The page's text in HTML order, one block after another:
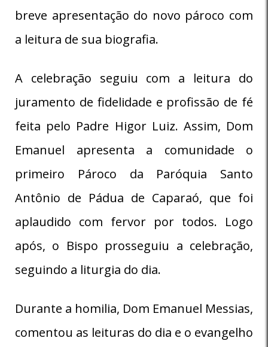
breve apresentação do novo pároco com
a leitura de sua biografia.
A celebração seguiu com a leitura do
juramento de fidelidade e profissão de fé
feita pelo Padre Higor Luiz. Assim, Dom
Emanuel apresenta a comunidade o
primeiro Pároco da Paróquia Santo
Antônio de Pádua de Caparaó, que foi
aplaudido com fervor por todos. Logo
após, o Bispo prosseguiu a celebração,
seguindo a liturgia do dia.
Durante a homilia, Dom Emanuel Messias,
comentou as leituras do dia e o evangelho